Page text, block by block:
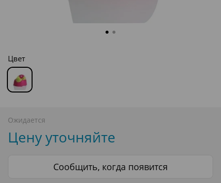
Цвет
Ожидается
Цену уточняйте
Сообщить, когда появится